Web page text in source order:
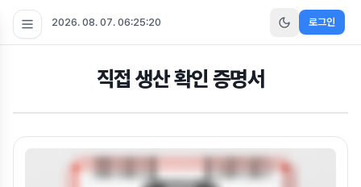
2026. 08. 07. 06:25:20 로그인
직접 생산 확인 증명서